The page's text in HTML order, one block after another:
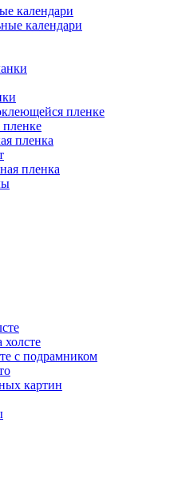
календари
календари
пленке
пленка
пленка
холсте
с подрамником
картин